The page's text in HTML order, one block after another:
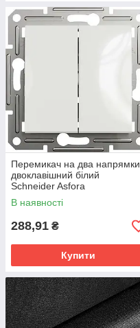
Перемикач на два напрямки
двоклавішний білий
Schneider Asfora
EPH0670121, без рамки
В наявності
288,91 ₴
Купити